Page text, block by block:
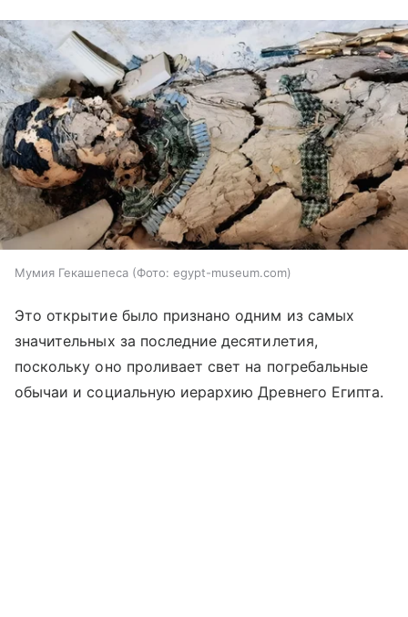
Мумия Гекашепеса (Фото: egypt-museum.com)
Это открытие было признано одним из самых
значительных за последние десятилетия,
поскольку оно проливает свет на погребальные
обычаи и социальную иерархию Древнего Египта.